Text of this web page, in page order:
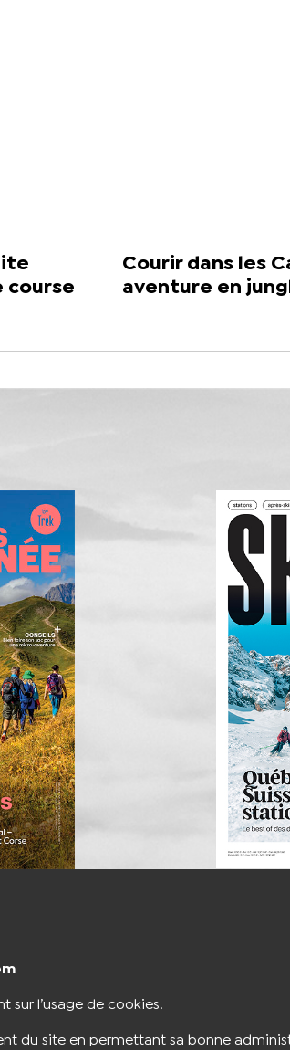
sur l’usage de cookies.
du site en permettant sa bonne
course
Courir dans les
aventure en
BOUTIQUE